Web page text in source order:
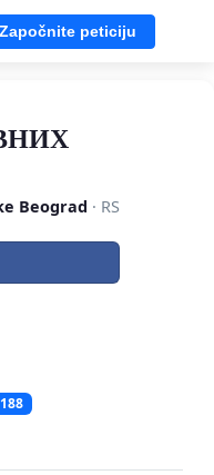
Započnite peticiju
Beograd · RS